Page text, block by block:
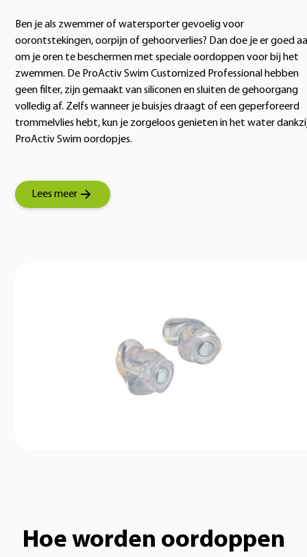
Ben je als zwemmer of watersporter gevoelig voor
oorontstekingen, oorpijn of gehoorverlies? Dan doe je er goed
om je oren te beschermen met speciale oordoppen voor bij het
zwemmen. De ProActiv Swim Customized Professional hebben
geen filter, zijn gemaakt van siliconen en sluiten de gehoorgang
volledig af. Zelfs wanneer je buisjes draagt of een geperforeerd
trommelvlies hebt, kun je zorgeloos genieten in het water
ProActiv Swim oordopjes.
Lees meer
Hoe worden oordoppen